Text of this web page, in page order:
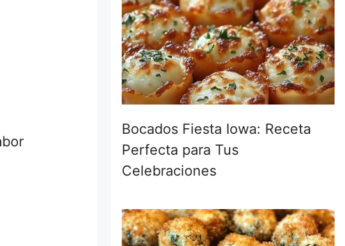
Bocados Fiesta Iowa: Receta
Perfecta para Tus
Celebraciones